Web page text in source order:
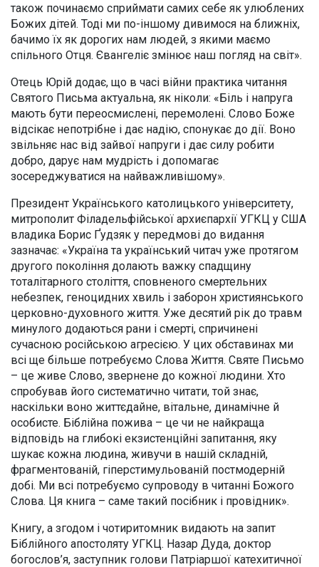
також починаємо сприймати самих себе як улюблених
Божих дітей. Тоді ми по-іншому дивимося на ближніх,
бачимо їх як дорогих нам людей, з якими маємо
спільного Отця. Євангеліє змінює наш погляд на світ».
Отець Юрій додає, що в часі війни практика читання
Святого Письма актуальна, як ніколи: «Біль і напруга
мають бути переосмислені, перемолені. Слово Боже
відсікає непотрібне і дає надію, спонукає до дії. Воно
звільняє нас від зайвої напруги і дає силу робити
добро, дарує нам мудрість і допомагає
зосереджуватися на найважливішому».
Президент Українського католицького університету,
митрополит Філадельфійської архиєпархії УГКЦ у США
владика Борис Ґудзяк у передмові до видання
зазначає: «Україна та український читач уже протягом
другого покоління долають важку спадщину
тоталітарного століття, сповненого смертельних
небезпек, геноцидних хвиль і заборон християнського
церковно-духовного життя. Уже десятий рік до травм
минулого додаються рани і смерті, спричинені
сучасною російською агресією. У цих обставинах ми
всі ще більше потребуємо Слова Життя. Святе Письмо
– це живе Слово, звернене до кожної людини. Хто
спробував його систематично читати, той знає,
наскільки воно життєдайне, вітальне, динамічне й
особисте. Біблійна пожива – це чи не найкраща
відповідь на глибокі екзистенційні запитання, яку
шукає кожна людина, живучи в нашій складній,
фрагментованій, гіперстимульованій постмодерній
добі. Ми всі потребуємо супроводу в читанні Божого
Слова. Ця книга – саме такий посібник і провідник».
Книгу, а згодом і чотиритомник видають на запит
Біблійного апостоляту УГКЦ. Назар Дуда, доктор
богослов’я, заступник голови Патріаршої катехитичної